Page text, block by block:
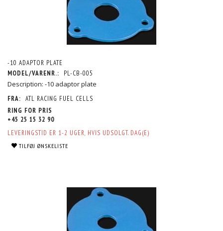
-10 ADAPTOR PLATE
MODEL/VARENR.:
PL-CB-005
Description: -10 adaptor plate
FRA: ATL RACING FUEL CELLS
RING FOR PRIS
+45 25 15 32 90
LEVERINGSTID ER 1-2 UGER, HVIS UDSOLGT. DAG(E)
TILFØJ ØNSKELISTE